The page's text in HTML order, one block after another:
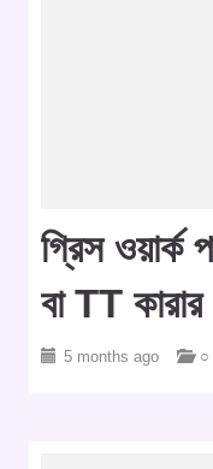
গ্রিস ওয়ার্ক
বা TT কারার
5 months ago ○